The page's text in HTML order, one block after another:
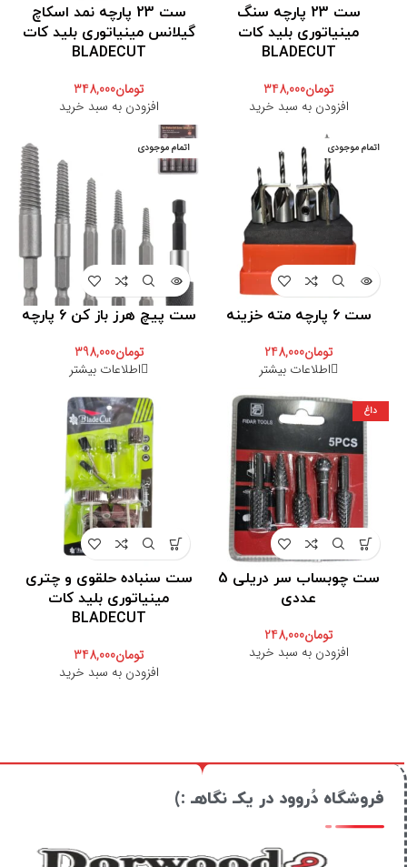
ست 23 پارچه سنگ
مینیاتوری بلید کات
BLADECUT
تومان348,000
افزودن به سبد خرید
ست 23 پارچه نمد اسکاچ
گیلانس مینیاتوری بلید کات
BLADECUT
تومان348,000
افزودن به سبد خرید
اتمام موجودی
ست ۶ پارچه مته خزینه
تومان248,000
اطلاعات بیشتر
اتمام موجودی
ست پیچ هرز باز کن 6 پارچه
تومان398,000
اطلاعات بیشتر
داغ
ست چوبساب سر دریلی 5
عددی
تومان248,000
افزودن به سبد خرید
ست سنباده حلقوی و چتری
مینیاتوری بلید کات
BLADECUT
تومان348,000
افزودن به سبد خرید
فروشگاه دُروود در یکـ نگاهـ :)